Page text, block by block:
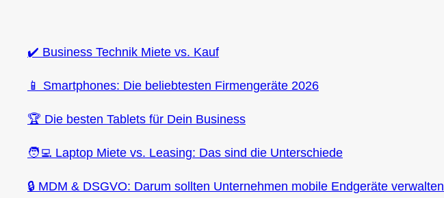
✔️ Business Technik Miete vs. Kauf
📱 Smartphones: Die beliebtesten Firmengeräte 2026
🏆 Die besten Tablets für Dein Business
🧑‍💻 Laptop Miete vs. Leasing: Das sind die Unterschiede
🔒 MDM & DSGVO: Darum sollten Unternehmen mobile Endgeräte verwalten